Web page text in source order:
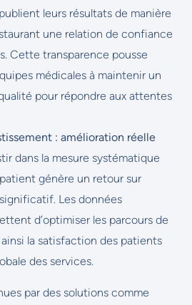
leurs résultats de manière
une relation de confiance
Cette transparence pousse
médicales à maintenir un
pour répondre aux attentes
: amélioration réelle
dans la mesure systématique
génère un retour sur
Les données
d’optimiser les parcours de
la satisfaction des patients
des services.
par des solutions comme